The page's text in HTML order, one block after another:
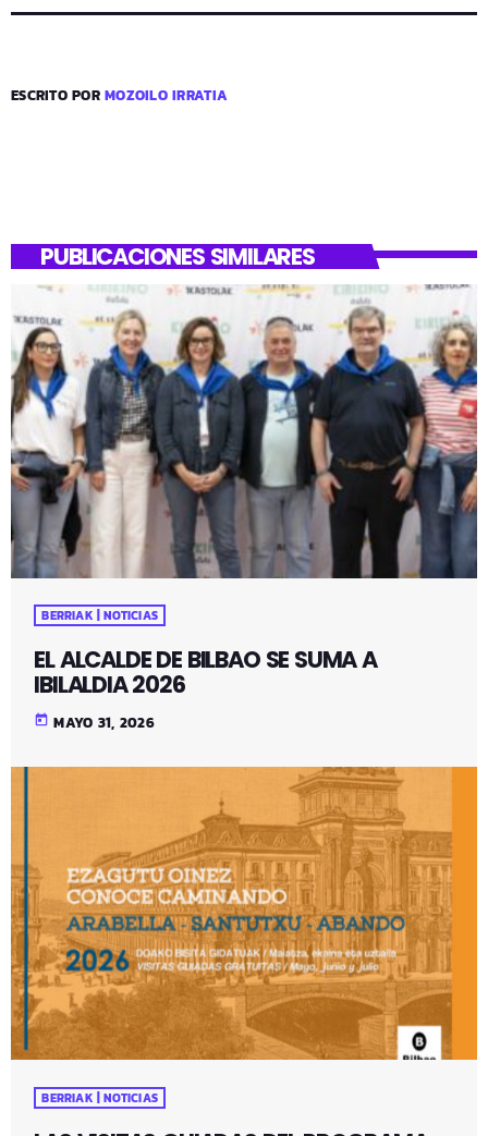
ESCRITO PORMOZOILO IRRATIA
PUBLICACIONES SIMILARES
BERRIAK | NOTICIAS
EL ALCALDE DE BILBAO SE SUMA A
IBILALDIA 2026
today MAYO 31, 2026
BERRIAK | NOTICIAS